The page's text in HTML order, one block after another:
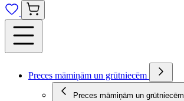
Preces māmiņām un grūtniecēm
Preces māmiņām un grūtniecēm